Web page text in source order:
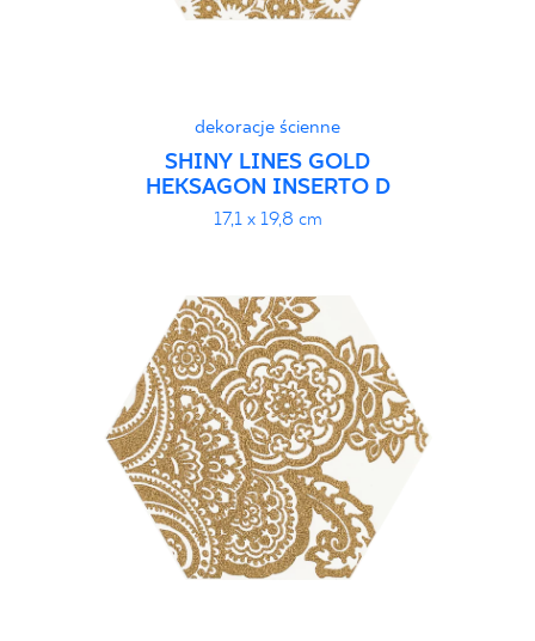
dekoracje ścienne
SHINY LINES GOLD
HEKSAGON INSERTO D
17,1 x 19,8 cm